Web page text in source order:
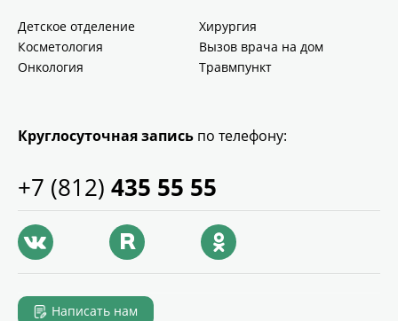
Детское отделение
Хирургия
Косметология
Вызов врача на дом
Онкология
Травмпункт
Круглосуточная запись по телефону:
+7 (812) 435 55 55
Написать нам